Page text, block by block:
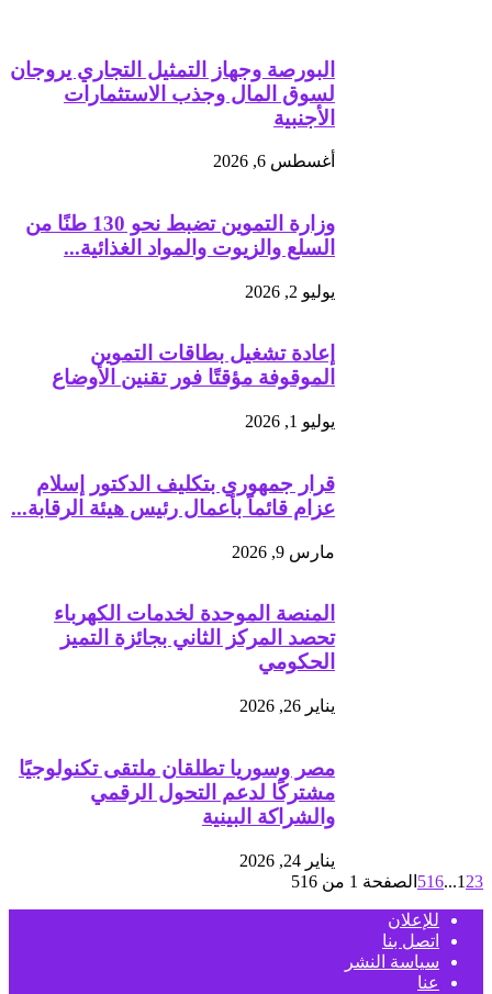
البورصة وجهاز التمثيل التجاري يروجان
لسوق المال وجذب الاستثمارات
الأجنبية
أغسطس 6, 2026
وزارة التموين تضبط نحو 130 طنًا من
السلع والزيوت والمواد الغذائية...
يوليو 2, 2026
إعادة تشغيل بطاقات التموين
الموقوفة مؤقتًا فور تقنين الأوضاع
يوليو 1, 2026
قرار جمهوري بتكليف الدكتور إسلام
عزام قائماً بأعمال رئيس هيئة الرقابة...
مارس 9, 2026
المنصة الموحدة لخدمات الكهرباء
تحصد المركز الثاني بجائزة التميز
الحكومي
يناير 26, 2026
مصر وسوريا تطلقان ملتقى تكنولوجيًا
مشتركًا لدعم التحول الرقمي
والشراكة البينية
يناير 24, 2026
1 23
...
516 الصفحة 1 من 516
للإعلان
اتصل بنا
سياسة النشر
عنا